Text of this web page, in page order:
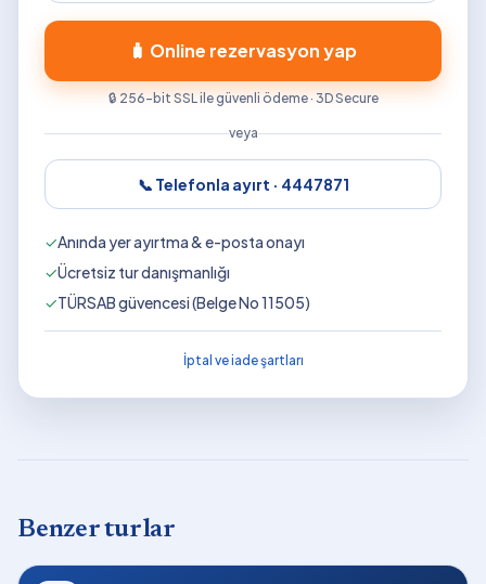
🧳 Online rezervasyon yap
🔒 256-bit SSL ile güvenli ödeme · 3D Secure
veya
📞 Telefonla ayırt · 4447871
✓Anında yer ayırtma & e-posta onayı
✓Ücretsiz tur danışmanlığı
✓TÜRSAB güvencesi (Belge No 11505)
İptal ve iade şartları
Benzer turlar